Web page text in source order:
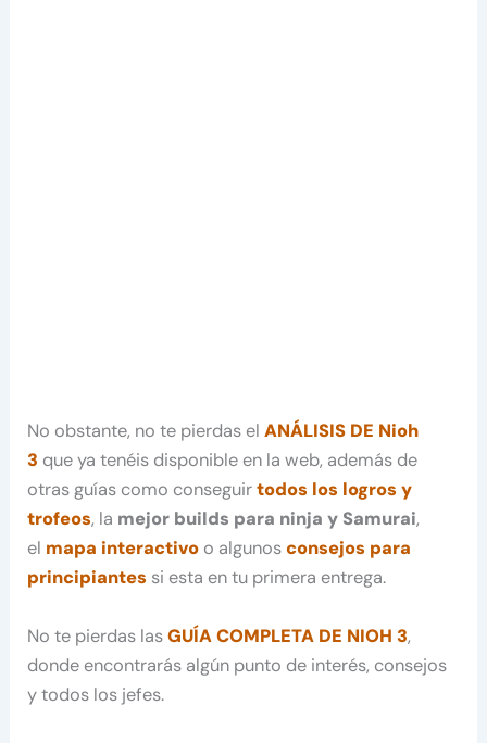
No obstante, no te pierdas elANÁLISIS DE Nioh
3 que ya tenéis disponible en la web, además de
otras guías como conseguirtodos los logros y
trofeos, la mejor builds para ninja y Samurai,
el mapa interactivo o algunosconsejos para
principiantes si esta en tu primera entrega.
No te pierdas lasGUÍA COMPLETA DE NIOH 3,
donde encontrarás algún punto de interés, consejos
y todos los jefes.